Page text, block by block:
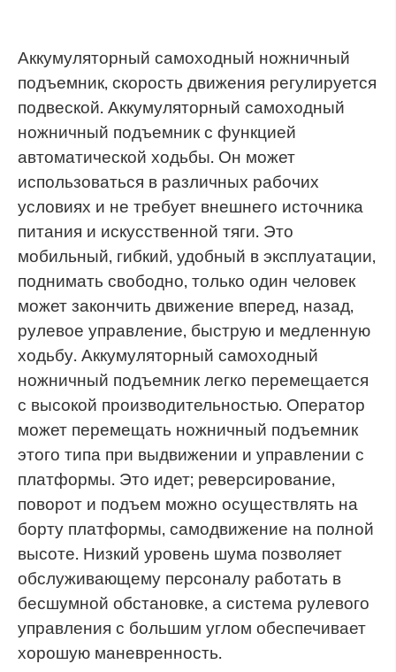
Аккумуляторный самоходный ножничный
подъемник, скорость движения регулируется
подвеской. Аккумуляторный самоходный
ножничный подъемник с функцией
автоматической ходьбы. Он может
использоваться в различных рабочих
условиях и не требует внешнего источника
питания и искусственной тяги. Это
мобильный, гибкий, удобный в эксплуатации,
поднимать свободно, только один человек
может закончить движение вперед, назад,
рулевое управление, быструю и медленную
ходьбу. Аккумуляторный самоходный
ножничный подъемник легко перемещается
с высокой производительностью. Оператор
может перемещать ножничный подъемник
этого типа при выдвижении и управлении с
платформы. Это идет; реверсирование,
поворот и подъем можно осуществлять на
борту платформы, самодвижение на полной
высоте. Низкий уровень шума позволяет
обслуживающему персоналу работать в
бесшумной обстановке, а система рулевого
управления с большим углом обеспечивает
хорошую маневренность.